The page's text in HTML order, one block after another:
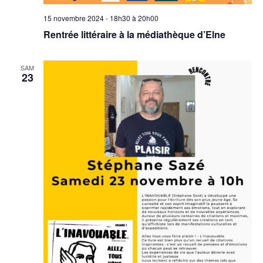
Rentrée littéraire à la médiathèque d’Elne
15 novembre 2024 - 18h30 à 20h00
SAM
23